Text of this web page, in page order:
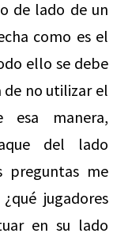
de lado de un
como es el
ello se debe
de no utilizar el
esa manera,
del lado
preguntas me
jugadores
en su lado